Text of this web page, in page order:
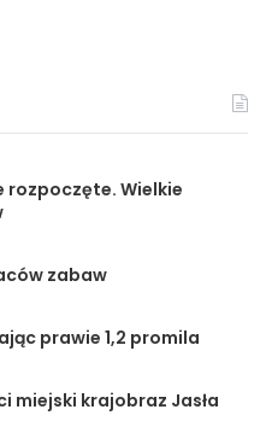
rozpoczęte. Wielkie
zabaw
prawie 1,2 promila
miejski krajobraz Jasła